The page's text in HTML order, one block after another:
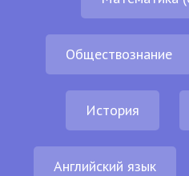
Обществознание
История
Английский язык